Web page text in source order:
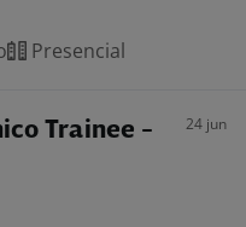
Presencial
Trainee -
24 jun